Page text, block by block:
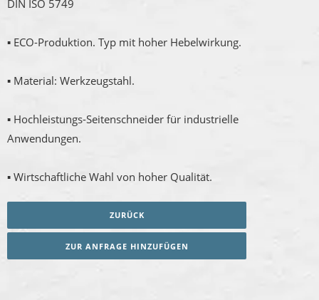
DIN ISO 5749
▪ ECO-Produktion. Typ mit hoher Hebelwirkung.
▪ Material: Werkzeugstahl.
▪ Hochleistungs-Seitenschneider für industrielle
Anwendungen.
▪ Wirtschaftliche Wahl von hoher Qualität.
ZURÜCK
ZUR ANFRAGE HINZUFÜGEN